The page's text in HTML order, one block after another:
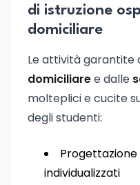
di istruzione
domiciliare
Le attività garantite
domiciliaree dalle
molteplici e cucite
degli studenti:
individualizzati